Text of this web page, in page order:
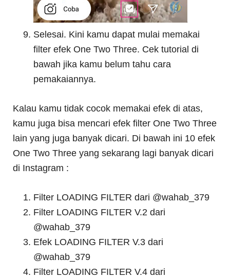
Selesai. Kini kamu dapat mulai memakai
filter efek One Two Three. Cek tutorial di
bawah jika kamu belum tahu cara
pemakaiannya.
Kalau kamu tidak cocok memakai efek di atas,
kamu juga bisa mencari efek filter One Two Three
lain yang juga banyak dicari. Di bawah ini 10 efek
One Two Three yang sekarang lagi banyak dicari
di Instagram :
Filter LOADING FILTER dari @wahab_379
Filter LOADING FILTER V.2 dari
@wahab_379
Efek LOADING FILTER V.3 dari
@wahab_379
Filter LOADING FILTER V.4 dari